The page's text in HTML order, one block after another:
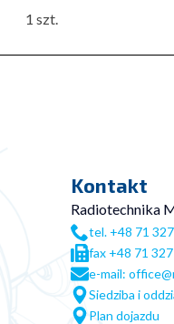
1 szt.
Kontakt
Radiotechnika
tel. +48 71
fax +48 71
e-mail:
Siedziba i
Plan dojazdu